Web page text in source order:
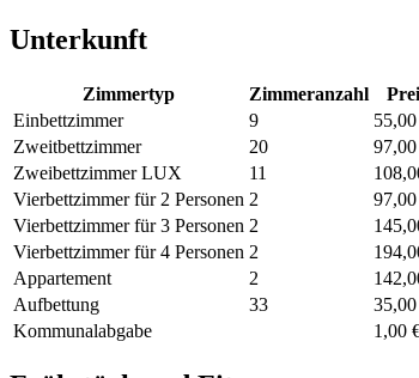
Unterkunft
Zimmertyp Zimmeranzahl
Einbettzimmer
9
Zweitbettzimmer
20
Zweibettzimmer LUX
11
Vierbettzimmer für 2 Personen 2
Vierbettzimmer für 3 Personen 2
Vierbettzimmer für 4 Personen 2
Appartement
2
Aufbettung
33
Kommunalabgabe
1,00